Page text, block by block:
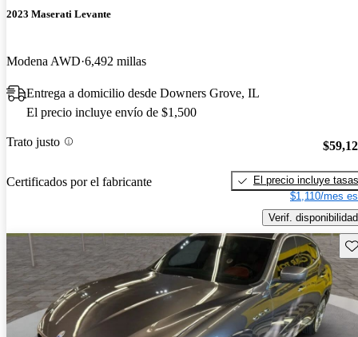
2023 Maserati Levante
Modena AWD 6,492 millas
Entrega a domicilio desde Downers Grove, IL
El precio incluye envío de $1,500
Trato justo
Certificados por el fabricante
El precio incluye tasas
$1,110/mes
Verif. disponibilidad